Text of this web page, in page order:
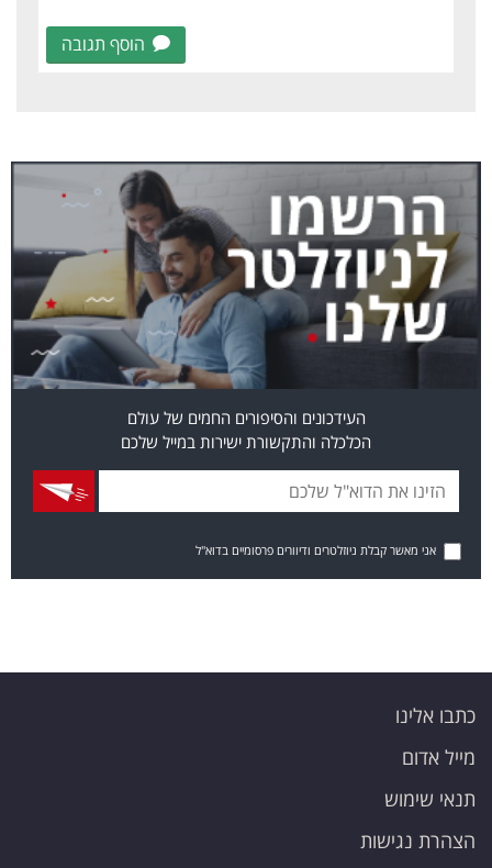
הוסף תגובה
העידכונים והסיפורים החמים של עולם
הכלכלה והתקשורת ישירות במייל שלכם
אני מאשר קבלת ניוזלטרים ודיוורים פרסומיים בדוא"ל
כתבו אלינו
מייל אדום
תנאי שימוש
הצהרת נגישות